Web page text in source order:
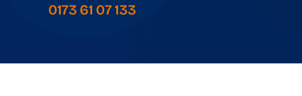
0173 61 07 133